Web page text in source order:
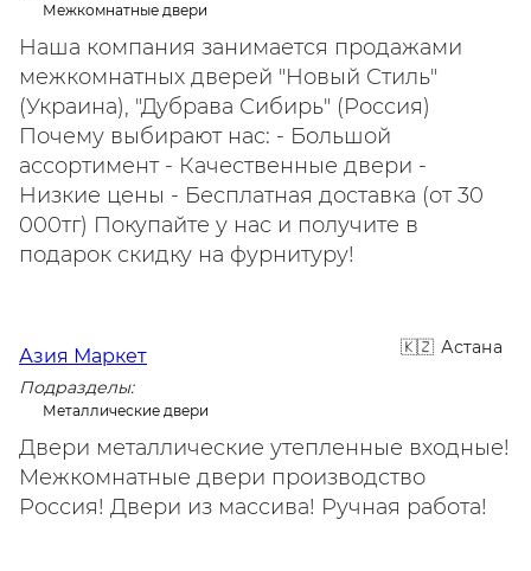
Межкомнатные двери
Наша компания занимается продажами
межкомнатных дверей "Новый Стиль"
(Украина), "Дубрава Сибирь" (Россия)
Почему выбирают нас: - Большой
ассортимент - Качественные двери -
Низкие цены - Бесплатная доставка (от 30
000тг) Покупайте у нас и получите в
подарок скидку на фурнитуру!
Астана
Азия Маркет
Подразделы:
Металлические двери
Двери металлические утепленные входные!
Межкомнатные двери производство
Россия! Двери из массива! Ручная работа!